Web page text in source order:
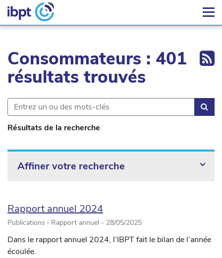
Consommateurs : 401
résultats trouvés
Résultats de la recherche
Affiner votre recherche
Rapport annuel 2024
Publications › Rapport annuel - 28/05/2025
Dans le rapport annuel 2024, l’IBPT fait le bilan de l’année
écoulée.